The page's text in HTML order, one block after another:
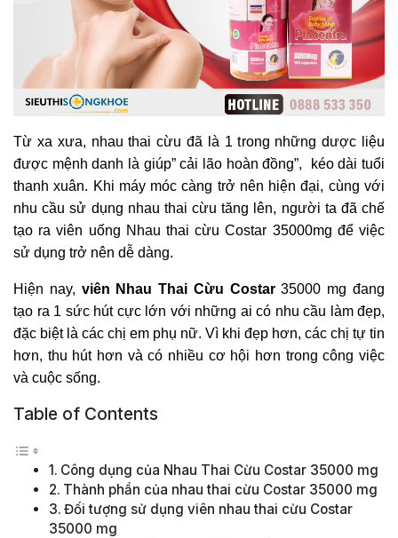
Từ xa xưa, nhau thai cừu đã là 1 trong những dược liệu
được mệnh danh là giúp” cải lão hoàn đồng”, kéo dài tuổi
thanh xuân. Khi máy móc càng trở nên hiện đại, cùng với
nhu cầu sử dụng nhau thai cừu tăng lên, người ta đã chế
tạo ra viên uống Nhau thai cừu Costar 35000mg để việc
sử dụng trở nên dễ dàng.
Hiện nay, viên Nhau Thai Cừu Costar35000 mg đang
tạo ra 1 sức hút cực lớn với những ai có nhu cầu làm đẹp,
đặc biệt là các chị em phụ nữ. Vì khi đẹp hơn, các chị tự tin
hơn, thu hút hơn và có nhiều cơ hội hơn trong công việc
và cuộc sống.
Table of Contents
Công dụng của Nhau Thai Cừu Costar 35000 mg
Thành phần của nhau thai cừu Costar 35000 mg
Đối tượng sử dụng viên nhau thai cừu Costar
35000 mg